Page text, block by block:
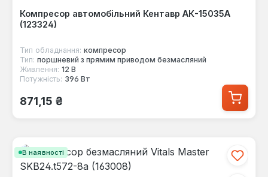
Компресор автомобільний Кентавр АК-15035А
(123324)
Тип обладнання: компресор
Тип: поршневий з прямим приводом безмасляний
Живлення: 12 В
Потужність: 396 Вт
Звичайна ціна:
871,15 ₴
В наявності